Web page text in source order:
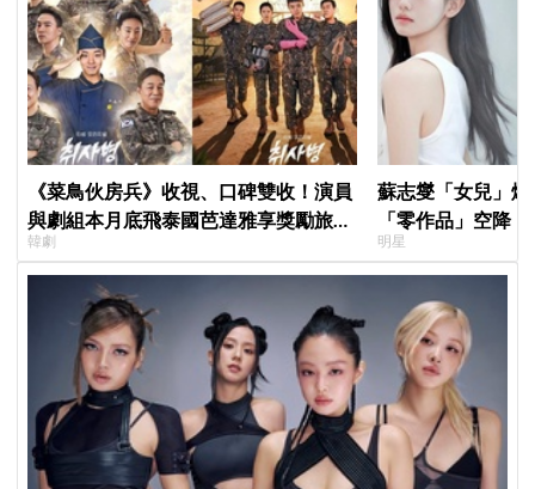
《菜鳥伙房兵》收視、口碑雙收！演員
與劇組本月底飛泰國芭達雅享獎勵旅
行，慶祝亮眼成績
韓劇
蘇志燮「女兒」
「零作品」空降
片被挖出網驚呆
明星